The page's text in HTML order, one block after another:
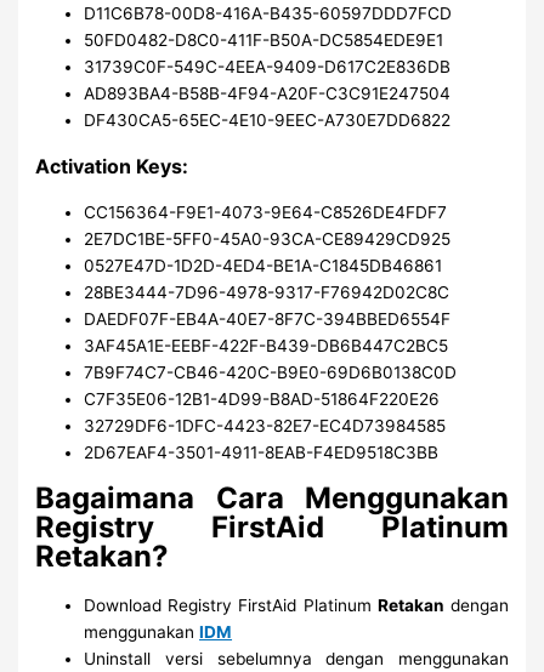
D11C6B78-00D8-416A-B435-60597DDD7FCD
50FD0482-D8C0-411F-B50A-DC5854EDE9E1
31739C0F-549C-4EEA-9409-D617C2E836DB
AD893BA4-B58B-4F94-A20F-C3C91E247504
DF430CA5-65EC-4E10-9EEC-A730E7DD6822
Activation Keys:
CC156364-F9E1-4073-9E64-C8526DE4FDF7
2E7DC1BE-5FF0-45A0-93CA-CE89429CD925
0527E47D-1D2D-4ED4-BE1A-C1845DB46861
28BE3444-7D96-4978-9317-F76942D02C8C
DAEDF07F-EB4A-40E7-8F7C-394BBED6554F
3AF45A1E-EEBF-422F-B439-DB6B447C2BC5
7B9F74C7-CB46-420C-B9E0-69D6B0138C0D
C7F35E06-12B1-4D99-B8AD-51864F220E26
32729DF6-1DFC-4423-82E7-EC4D73984585
2D67EAF4-3501-4911-8EAB-F4ED9518C3BB
Bagaimana Cara Menggunakan
Registry FirstAid Platinum
Retakan?
Download Registry FirstAid Platinum Retakan dengan
menggunakanIDM
Uninstall versi sebelumnya dengan menggunakan